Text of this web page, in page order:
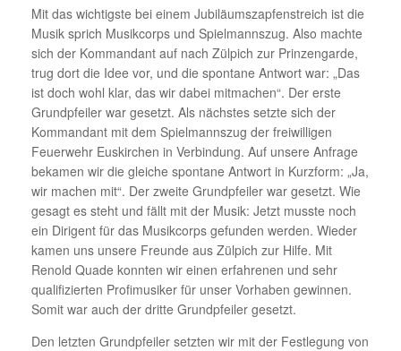
Mit das wichtigste bei einem Jubiläumszapfenstreich ist die
Musik sprich Musikcorps und Spielmannszug. Also machte
sich der Kommandant auf nach Zülpich zur Prinzengarde,
trug dort die Idee vor, und die spontane Antwort war: „Das
ist doch wohl klar, das wir dabei mitmachen“. Der erste
Grundpfeiler war gesetzt. Als nächstes setzte sich der
Kommandant mit dem Spielmannszug der freiwilligen
Feuerwehr Euskirchen in Verbindung. Auf unsere Anfrage
bekamen wir die gleiche spontane Antwort in Kurzform: „Ja,
wir machen mit“. Der zweite Grundpfeiler war gesetzt. Wie
gesagt es steht und fällt mit der Musik: Jetzt musste noch
ein Dirigent für das Musikcorps gefunden werden. Wieder
kamen uns unsere Freunde aus Zülpich zur Hilfe. Mit
Renold Quade konnten wir einen erfahrenen und sehr
qualifizierten Profimusiker für unser Vorhaben gewinnen.
Somit war auch der dritte Grundpfeiler gesetzt.
Den letzten Grundpfeiler setzten wir mit der Festlegung von